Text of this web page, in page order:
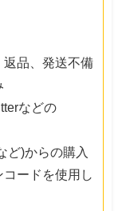
返品、発送不備
などの
ど)からの購入
コードを使用し